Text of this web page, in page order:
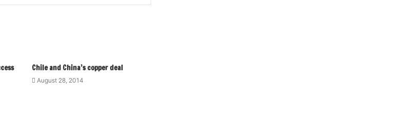
Chile and China’s copper deal
August 28, 2014